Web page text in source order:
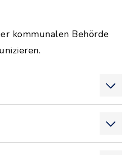
kommunalen Behörde